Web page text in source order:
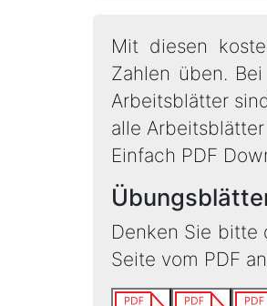
Mit diesen
Zahlen üben.
Arbeitsblätter
alle
Einfach PDF
Denken Sie bitte
Seite vom PDF